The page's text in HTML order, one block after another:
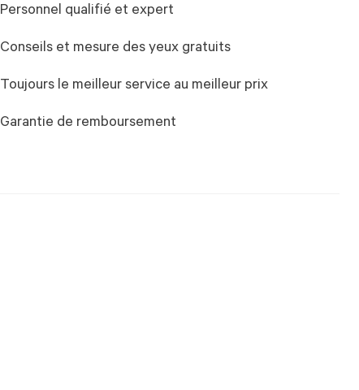
Personnel qualifié et expert
Conseils et mesure des yeux gratuits
Toujours le meilleur service au meilleur prix
Garantie de remboursement